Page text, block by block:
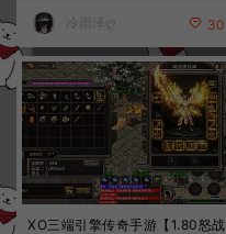
冷雨泽ღ 30
XO三端引擎传奇手游【1.80怒战